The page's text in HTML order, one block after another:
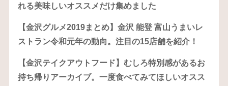
れる美味しいオススメだけ集めました
【金沢グルメ2019まとめ】金沢 能登 富山うまいレ
ストラン令和元年の動向。注目の15店舗を紹介！
【金沢テイクアウトフード】むしろ特別感があるお
持ち帰りアーカイブ。一度食べてみてほしいオスス